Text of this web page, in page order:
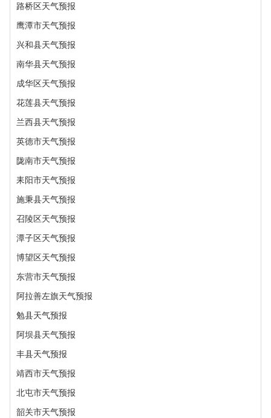
路桥区天气预报
鹰潭市天气预报
兴和县天气预报
南华县天气预报
成华区天气预报
花莲县天气预报
兰西县天气预报
英德市天气预报
陇南市天气预报
耒阳市天气预报
施秉县天气预报
召陵区天气预报
潭子区天气预报
博望区天气预报
东营市天气预报
阿拉善左旗天气预报
勉县天气预报
阿坝县天气预报
丰县天气预报
靖西市天气预报
北屯市天气预报
韶关市天气预报